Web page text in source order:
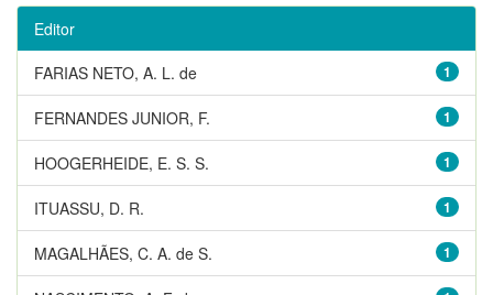
Editor
1
FARIAS NETO, A. L. de
1
FERNANDES JUNIOR, F.
1
HOOGERHEIDE, E. S. S.
1
ITUASSU, D. R.
1
MAGALHÃES, C. A. de S.